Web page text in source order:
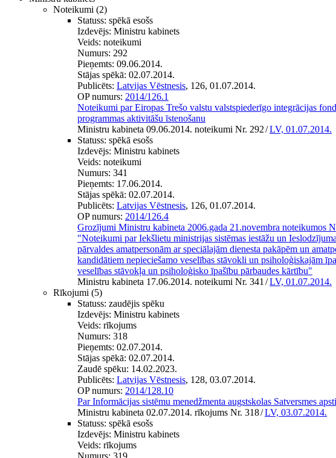
Noteikumi (2)
Statuss: spēkā esošs
Izdevējs: Ministru kabinets
Veids: noteikumi
Numurs: 292
Pieņemts: 09.06.2014.
Stājas spēkā: 02.07.2014.
Publicēts: Latvijas Vēstnesis, 126, 01.07.2014.
OP numurs: 2014/126.1
Noteikumi par Eiropas Trešo valstu valstspiederīgo integrācijas
programmas aktivitāšu īstenošanu
Ministru kabineta 09.06.2014. noteikumi Nr. 292/LV, 01.07.2014.
Statuss: spēkā esošs
Izdevējs: Ministru kabinets
Veids: noteikumi
Numurs: 341
Pieņemts: 17.06.2014.
Stājas spēkā: 02.07.2014.
Publicēts: Latvijas Vēstnesis, 126, 01.07.2014.
OP numurs: 2014/126.4
Grozījumi Ministru kabineta 2006.gada 21.novembra noteikumos
"Noteikumi par Iekšlietu ministrijas sistēmas iestāžu un
pārvaldes amatpersonām ar speciālajām dienesta pakāpēm un
kandidātiem nepieciešamo veselības stāvokli un psiholoģiskajām
veselības stāvokļa un psiholoģisko īpašību pārbaudes kārtību"
Ministru kabineta 17.06.2014. noteikumi Nr. 341 /LV, 01.07.2014.
Rīkojumi (5)
Statuss: zaudējis spēku
Izdevējs: Ministru kabinets
Veids: rīkojums
Numurs: 318
Pieņemts: 02.07.2014.
Stājas spēkā: 02.07.2014.
Zaudē spēku: 14.02.2023.
Publicēts: Latvijas Vēstnesis, 128, 03.07.2014.
OP numurs: 2014/128.10
Par Informācijas sistēmu menedžmenta augstskolas Satversmes
Ministru kabineta 02.07.2014. rīkojums Nr. 318/LV, 03.07.2014.
Statuss: spēkā esošs
Izdevējs: Ministru kabinets
Veids: rīkojums
Numurs: 319